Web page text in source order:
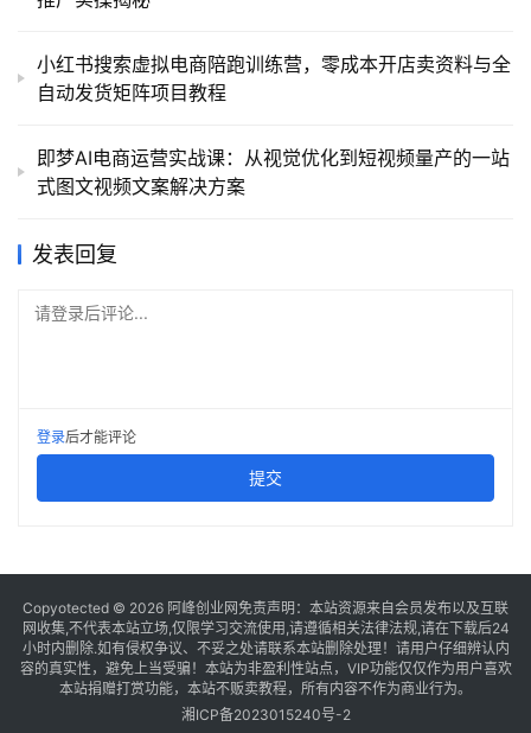
小红书搜索虚拟电商陪跑训练营，零成本开店卖资料与全
自动发货矩阵项目教程
即梦AI电商运营实战课：从视觉优化到短视频量产的一站
式图文视频文案解决方案
发表回复
请登录后评论...
登录后才能评论
提交
Copyotected © 2026 阿峰创业网 免责声明：本站资源来自会员发布以及互联
网收集,不代表本站立场,仅限学习交流使用,请遵循相关法律法规,请在下载后24
小时内删除.如有侵权争议、不妥之处请联系本站删除处理！请用户仔细辨认内
容的真实性，避免上当受骗！本站为非盈利性站点，VIP功能仅仅作为用户喜欢
本站捐赠打赏功能，本站不贩卖教程，所有内容不作为商业行为。
湘ICP备2023015240号-2